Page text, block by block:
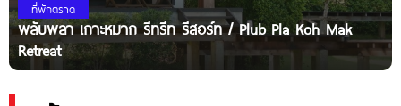
ที่พักตราด
พลับพลา เกาะหมาก รีทรีท รีสอร์ท / Plub Pla Koh Mak
Retreat